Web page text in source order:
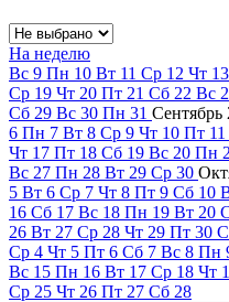
На неделю
Вс 9 Пн 10 Вт 11 Ср 12 Чт 13
Ср 19 Чт 20 Пт 21 Сб 22 Вс
Сб 29 Вс 30 Пн 31 Сентябрь
6 Пн 7 Вт 8 Ср 9 Чт 10 Пт 11
Чт 17 Пт 18 Сб 19 Вс 20 Пн
Вс 27 Пн 28 Вт 29 Ср 30
5 Вт 6 Ср 7 Чт 8 Пт 9 Сб 10
16 Сб 17 Вс 18 Пн 19 Вт 20
26 Вт 27 Ср 28 Чт 29 Пт 30
Ср 4 Чт 5 Пт 6 Сб 7 Вс 8 Пн
Вс 15 Пн 16 Вт 17 Ср 18 Чт
Ср 25 Чт 26 Пт 27 Сб 28